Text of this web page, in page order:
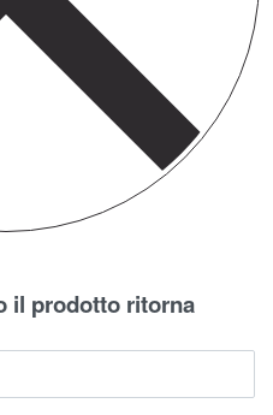
il prodotto ritorna